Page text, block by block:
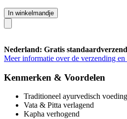
In winkelmandje
Nederland: Gratis
Meer informatie over de verzending
Kenmerken & Voordelen
Traditioneel ayurvedisch
Vata & Pitta verlagend
Kapha verhogend